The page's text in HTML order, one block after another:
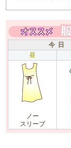
今 日
昼
ノー
スリーブ